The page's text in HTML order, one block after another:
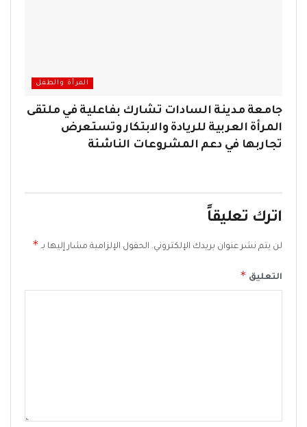
المرأة والطفل
جامعة مدينة السادات تشارك بفاعلية في ملتقى
المرأة العربية للريادة والابتكار وتستعرض
تجاربها في دعم المشروعات الناشئة
اترك تعليقاً
لن يتم نشر عنوان بريدك الإلكتروني. الحقول الإلزامية مشار إليها بـ *
التعليق *